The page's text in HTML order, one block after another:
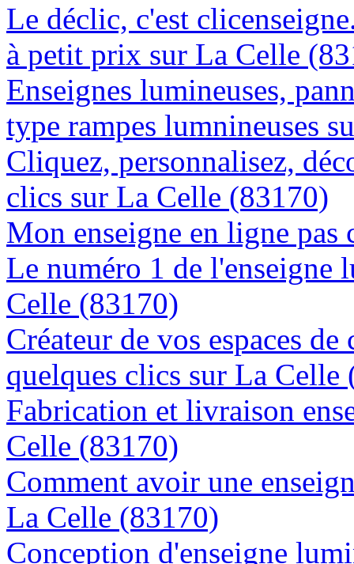
Le déclic, c'est
à petit prix sur La Celle
Enseignes lumineuses,
type rampes lumnineuses
Cliquez, personnalisez,
clics sur La Celle (83170)
Mon enseigne en ligne
Le numéro 1 de l'enseigne
Celle (83170)
Créateur de vos espaces
quelques clics sur La Celle
Fabrication et livraison
Celle (83170)
Comment avoir une
La Celle (83170)
Conception d'enseigne